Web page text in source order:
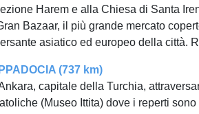
Harem e alla Chiesa di Santa
Bazaar, il più grande mercato
asiatico ed europeo della città.
(737 km)
capitale della Turchia,
(Museo Ittita) dove i reperti